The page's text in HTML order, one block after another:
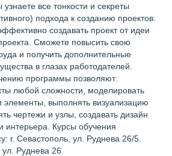
все тонкости и секреты
подхода к созданию проектов.
создавать проект от идеи
Сможете повысить свою
и получить дополнительные
в глазах работодателей.
программы позволяют:
любой сложности, моделировать
выполнять визуализацию
чертежи и узлы, создавать дизайн
Курсы обучения
г. Севастополь, ул. Руднева 26/5.
Руднева 26